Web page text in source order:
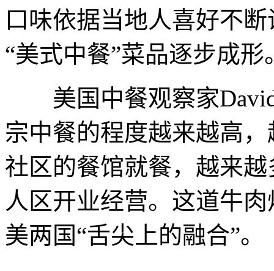
口味依据当地人喜好不
“美式中餐”菜品逐步成形
美国中餐观察家David
宗中餐的程度越来越高
社区的餐馆就餐，越来
人区开业经营。这道牛
美两国“舌尖上的融合”。